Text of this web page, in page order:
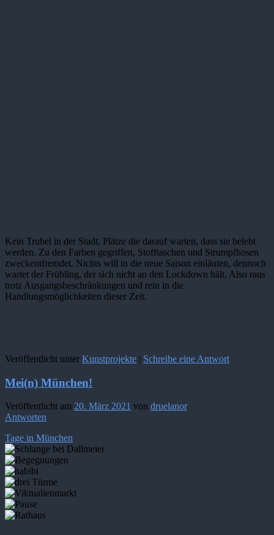
Kein Trubel in der Stadt, Plätze die darauf warten, dass sie belebt
werden. Zu den Farben gegriffen, Stofftaschen und Strumpfhosen
zweckentfremdet. Nichts will in die neue Saison einläuten, dennoch
wartet der Frühling, der sich nicht an den Lockdown hält. Also raus
trotz Ausgangsbeschränkungen und rein in die
Handlungsmöglichkeiten dieser Zeit.
Veröffentlicht unter Kunstprojekte | Schreibe eine Antwort
Mei(n) München!
Veröffentlicht am 20. März 2021 von druelanor
Antworten
Tage in München